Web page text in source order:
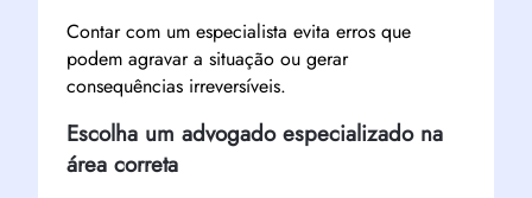
Contar com um especialista evita erros que
podem agravar a situação ou gerar
consequências irreversíveis.
Escolha um advogado especializado na
área correta